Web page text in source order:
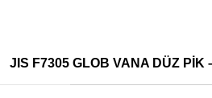
JIS F7305 GLOB VANA DÜZ PİK